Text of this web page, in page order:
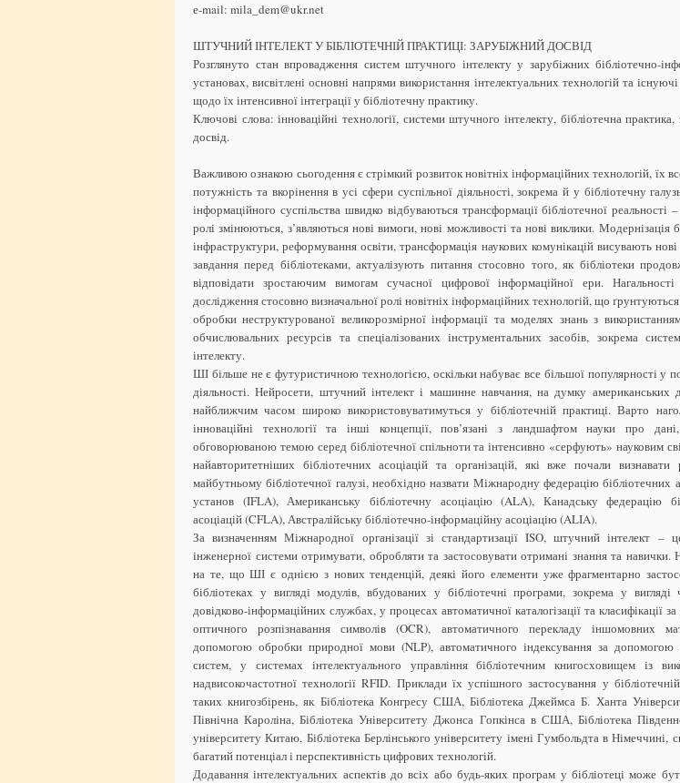
е-mail: mila_dem@ukr.net
ШТУЧНИЙ ІНТЕЛЕКТ У БІБЛІОТЕЧНІЙ ПРАКТИЦІ: ЗАРУБІЖНИЙ ДОСВІД
Розглянуто стан впровадження систем штучного інтелекту у зарубіжних бібліотечно-
установах, висвітлені основні напрями використання інтелектуальних технологій та
щодо їх інтенсивної інтеграції у бібліотечну практику.
Ключові слова: інноваційні технології, системи штучного інтелекту, бібліотечна
досвід.
Важливою ознакою сьогодення є стрімкий розвиток новітніх інформаційних технологій, їх
потужність та вкорінення в усі сфери суспільної діяльності, зокрема й у бібліотечну
інформаційного суспільства швидко відбуваються трансформації бібліотечної реальності
ролі змінюються, з’являються нові вимоги, нові можливості та нові виклики. Модернізація
інфраструктури, реформування освіти, трансформація наукових комунікацій висувають нові
завдання перед бібліотеками, актуалізують питання стосовно того, як бібліотеки
відповідати зростаючим вимогам сучасної цифрової інформаційної ери.
дослідження стосовно визначальної ролі новітніх інформаційних технологій, що
обробки неструктурованої великорозмірної інформації та моделях знань з
обчислювальних ресурсів та спеціалізованих інструментальних засобів, зокрема
інтелекту.
ШІ більше не є футуристичною технологією, оскільки набуває все більшої популярності у
діяльності. Нейросети, штучний інтелект і машинне навчання, на думку американських
найближчим часом широко використовуватимуться у бібліотечній практиці. Варто
інноваційні технології та інші концепції, пов’язані з ландшафтом науки про
обговорюваною темою серед бібліотечної спільноти та інтенсивно «серфують» науковим
найавторитетніших бібліотечних асоціацій та організацій, які вже почали
майбутньому бібліотечної галузі, необхідно назвати Міжнародну федерацію бібліотечних
установ (IFLA), Американську бібліотечну асоціацію (ALA), Канадську федерацію
асоціацій (CFLA), Австралійську бібліотечно-інформаційну асоціацію (ALIA).
За визначенням Міжнародної організації зі стандартизації ISO, штучний інтелект –
інженерної системи отримувати, обробляти та застосовувати отримані знання та навички.
на те, що ШІ є однією з нових тенденцій, деякі його елементи уже фрагментарно
бібліотеках у вигляді модулів, вбудованих у бібліотечні програми, зокрема у вигляді
довідково-інформаційних службах, у процесах автоматичної каталогізації та класифікації
оптичного розпізнавання символів (OCR), автоматичного перекладу іншомовних
допомогою обробки природної мови (NLP), автоматичного індексування за допомогою
систем, у системах інтелектуального управління бібліотечним книгосховищем із
надвисокочастотної технології RFID. Приклади їх успішного застосування у
таких книгозбірень, як Бібліотека Конгресу США, Бібліотека Джеймса Б. Ханта
Північна Кароліна, Бібліотека Університету Джонса Гопкінса в США, Бібліотека
університету Китаю, Бібліотека Берлінського університету імені Гумбольдта в Німеччині,
багатий потенціал і перспективність цифрових технологій.
Додавання інтелектуальних аспектів до всіх або будь-яких програм у бібліотеці може